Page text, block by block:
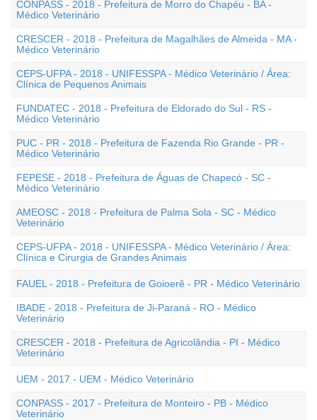
CONPASS - 2018 - Prefeitura de Morro do Chapéu - BA -
Médico Veterinário
CRESCER - 2018 - Prefeitura de Magalhães de Almeida - MA -
Médico Veterinário
CEPS-UFPA - 2018 - UNIFESSPA - Médico Veterinário / Área:
Clínica de Pequenos Animais
FUNDATEC - 2018 - Prefeitura de Eldorado do Sul - RS -
Médico Veterinário
PUC - PR - 2018 - Prefeitura de Fazenda Rio Grande - PR -
Médico Veterinário
FEPESE - 2018 - Prefeitura de Águas de Chapecó - SC -
Médico Veterinário
AMEOSC - 2018 - Prefeitura de Palma Sola - SC - Médico
Veterinário
CEPS-UFPA - 2018 - UNIFESSPA - Médico Veterinário / Área:
Clínica e Cirurgia de Grandes Animais
FAUEL - 2018 - Prefeitura de Goioerê - PR - Médico Veterinário
IBADE - 2018 - Prefeitura de Ji-Paraná - RO - Médico
Veterinário
CRESCER - 2018 - Prefeitura de Agricolândia - PI - Médico
Veterinário
UEM - 2017 - UEM - Médico Veterinário
CONPASS - 2017 - Prefeitura de Monteiro - PB - Médico
Veterinário